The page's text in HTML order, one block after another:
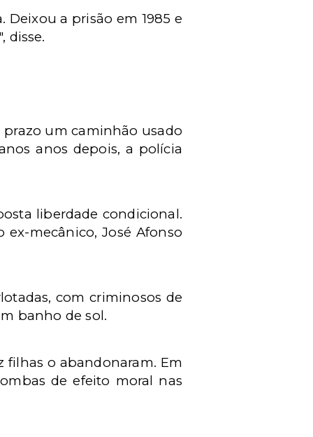
Deixou a prisão em 1985 e
disse.
um caminhão usado
anos depois, a polícia
liberdade condicional.
mecânico, José Afonso
com criminosos de
banho de sol.
filhas o abandonaram. Em
de efeito moral nas